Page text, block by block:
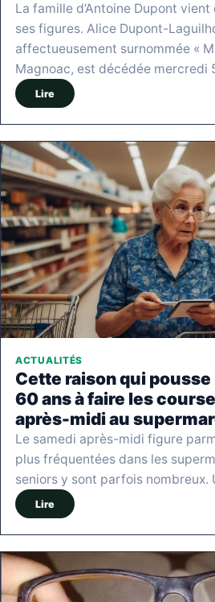
La famille d’Antoine Dupont vient
ses figures. Alice Dupont-
affectueusement surnommée «
Magnoac, est décédée mercredi
Lire
ACTUALITÉS
Cette raison qui pousse
60 ans à faire les
après-midi au
Le samedi après-midi figure
plus fréquentées dans les
seniors y sont parfois
Lire